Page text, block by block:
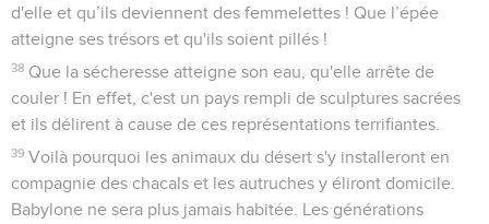
d'elle et qu’ils deviennent des femmelettes ! Que l’épée
atteigne ses trésors et qu'ils soient pillés !
38 Que la sécheresse atteigne son eau, qu'elle arrête de
couler ! En effet, c'est un pays rempli de sculptures sacrées
et ils délirent à cause de ces représentations terrifiantes.
39 Voilà pourquoi les animaux du désert s'y installeront en
compagnie des chacals et les autruches y éliront domicile.
Babylone ne sera plus jamais habitée. Les générations